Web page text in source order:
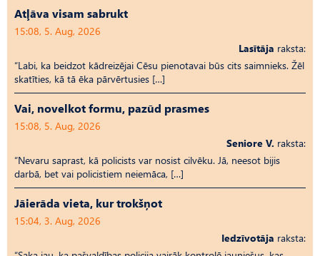
Atļāva visam sabrukt
15:08, 5. Aug, 2026
Lasītāja raksta:
“Labi, ka beidzot kādreizējai Cēsu pienotavai būs cits saimnieks. Žēl
skatīties, kā tā ēka pārvērtusies […]
Vai, novelkot formu, pazūd prasmes
15:08, 5. Aug, 2026
Seniore V. raksta:
“Nevaru saprast, kā policists var nosist cilvēku. Jā, neesot bijis
darbā, bet vai policistiem neiemāca, […]
Jāierāda vieta, kur trokšņot
15:04, 3. Aug, 2026
Iedzīvotāja raksta: